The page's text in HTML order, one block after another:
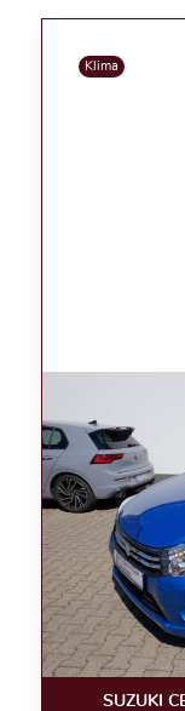
Klima
SUZUKI